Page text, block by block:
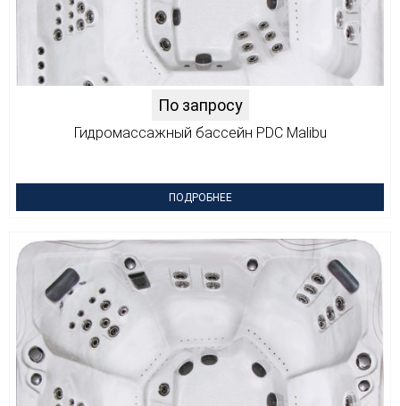
По запросу
Гидромассажный бассейн PDC Malibu
ПОДРОБНЕЕ